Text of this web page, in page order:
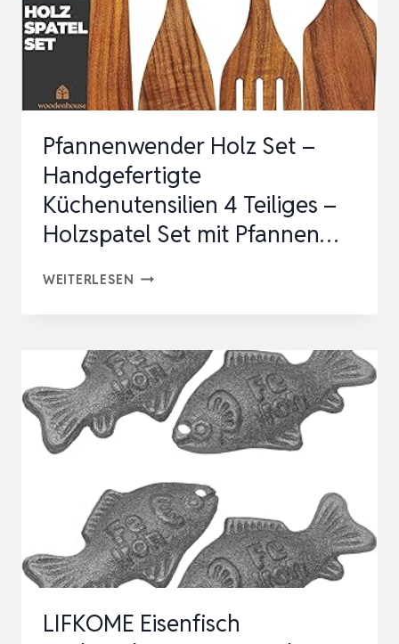
Pfannenwender Holz Set –
Handgefertigte
Küchenutensilien 4 Teiliges –
Holzspatel Set mit Pfannen…
WEITERLESEN PFANNENWENDER
–
HANDGEFERTIGTE
KÜCHENUTENSILIEN
–
HOLZSPATEL
SET
MIT
LIFKOME Eisenfisch